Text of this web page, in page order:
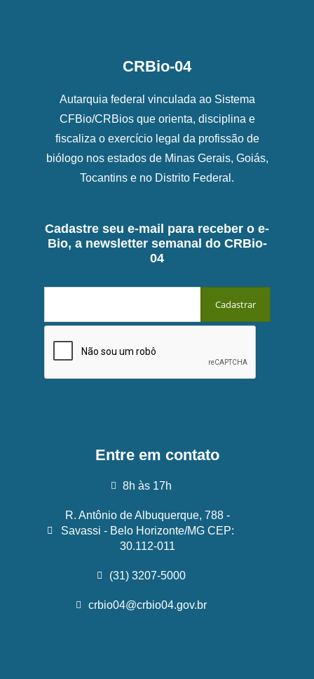
CRBio-04
Autarquia federal vinculada ao Sistema
CFBio/CRBios que orienta, disciplina e
fiscaliza o exercício legal da profissão de
biólogo nos estados de Minas Gerais, Goiás,
Tocantins e no Distrito Federal.
Cadastre seu e-mail para receber o e-
Bio, a newsletter semanal do CRBio-
04
Entre em contato
8h às 17h
R. Antônio de Albuquerque, 788 -
Savassi - Belo Horizonte/MG CEP:
30.112-011
(31) 3207-5000
crbio04@crbio04.gov.br